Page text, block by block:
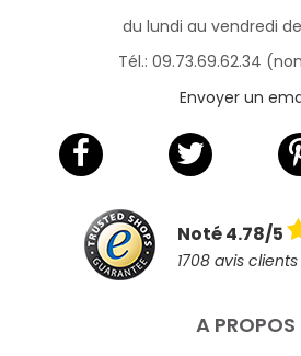
du lundi au vendredi
Tél.: 09.73.69.62.34
Envoyer un
Noté 4.78/5
1708 avis
A PROPOS